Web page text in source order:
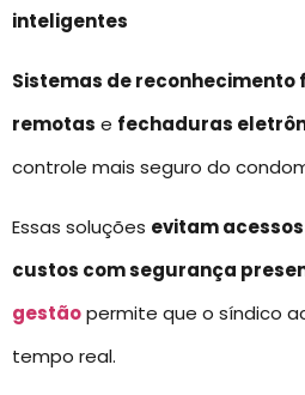
inteligentes
Sistemas de reconhecimento
remotas e fechaduras
controle mais seguro do
Essas soluções evitam
custos com segurança
gestãopermite que o síndico
tempo real.